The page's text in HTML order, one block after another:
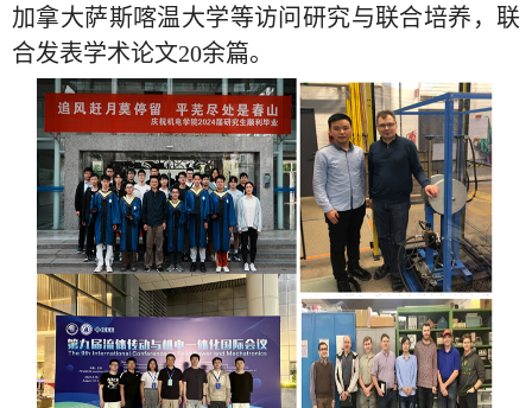
加拿大萨斯喀温大学等访问研究与联合培养，联
合发表学术论文20余篇。